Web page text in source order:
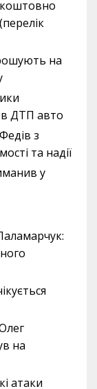
на
в ДТП авто
з
та надії
у
на
атаки